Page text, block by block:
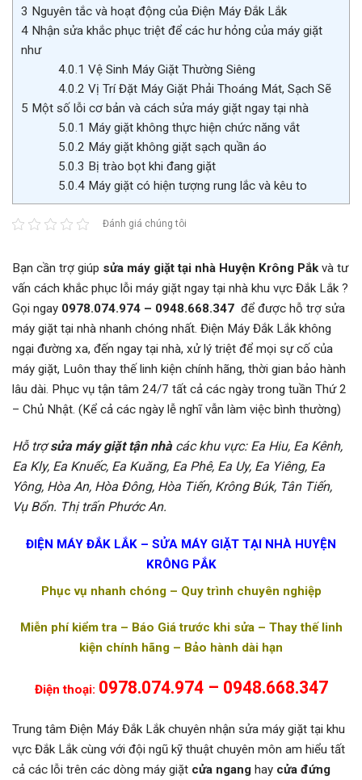
3 Nguyên tắc và hoạt động của Điện Máy Đắk Lắk
4 Nhận sửa khắc phục triệt để các hư hỏng của máy giặt
như
4.0.1 Vệ Sinh Máy Giặt Thường Siêng
4.0.2 Vị Trí Đặt Máy Giặt Phải Thoáng Mát, Sạch Sẽ
5 Một số lỗi cơ bản và cách sửa máy giặt ngay tại nhà
5.0.1 Máy giặt không thực hiện chức năng vắt
5.0.2 Máy giặt không giặt sạch quần áo
5.0.3 Bị trào bọt khi đang giặt
5.0.4Máy giặt có hiện tượng rung lắc và kêu to
Đánh giá chúng tôi
Bạn cần trợ giúp sửa máy giặt tại nhà Huyện Krông Pắkvà tư
vấn cách khắc phục lỗi máy giặt ngay tại nhà khu vực Đắk Lắk ?
Gọi ngay 0978.074.974 – 0948.668.347 để được hỗ trợ sửa
máy giặt tại nhà nhanh chóng nhất. Điện Máy Đắk Lắk không
ngại đường xa, đến ngay tại nhà, xử lý triệt để mọi sự cố của
máy giặt, Luôn thay thế linh kiện chính hãng, thời gian bảo hành
lâu dài. Phục vụ tận tâm 24/7 tất cả các ngày trong tuần Thứ 2
– Chủ Nhật. (Kể cả các ngày lễ nghĩ vẫn làm việc bình thường)
Hỗ trợsửa máy giặt tận nhàcác khu vực: Ea Hiu, Ea Kênh,
Ea Kly, Ea Knuếc, Ea Kuăng, Ea Phê, Ea Uy, Ea Yiêng, Ea
Yông, Hòa An, Hòa Đông, Hòa Tiến, Krông Búk, Tân Tiến,
Vụ Bổn. Thị trấn Phước An.
ĐIỆN MÁY ĐẮK LẮK – SỬA MÁY GIẶT TẠI NHÀ HUYỆN
KRÔNG PẮK
Phục vụ nhanh chóng – Quy trình chuyên nghiệp
Miễn phí kiểm tra – Báo Giá trước khi sửa – Thay thế linh
kiện chính hãng – Bảo hành dài hạn
Điện thoại: 0978.074.974 – 0948.668.347
Trung tâm Điện Máy Đắk Lắk chuyên nhận sửa máy giặt tại khu
vực Đắk Lắk cùng với đội ngũ kỹ thuật chuyên môn am hiểu tất
cả các lỗi trên các dòng máy giặt cửa ngang hay cửa đứng